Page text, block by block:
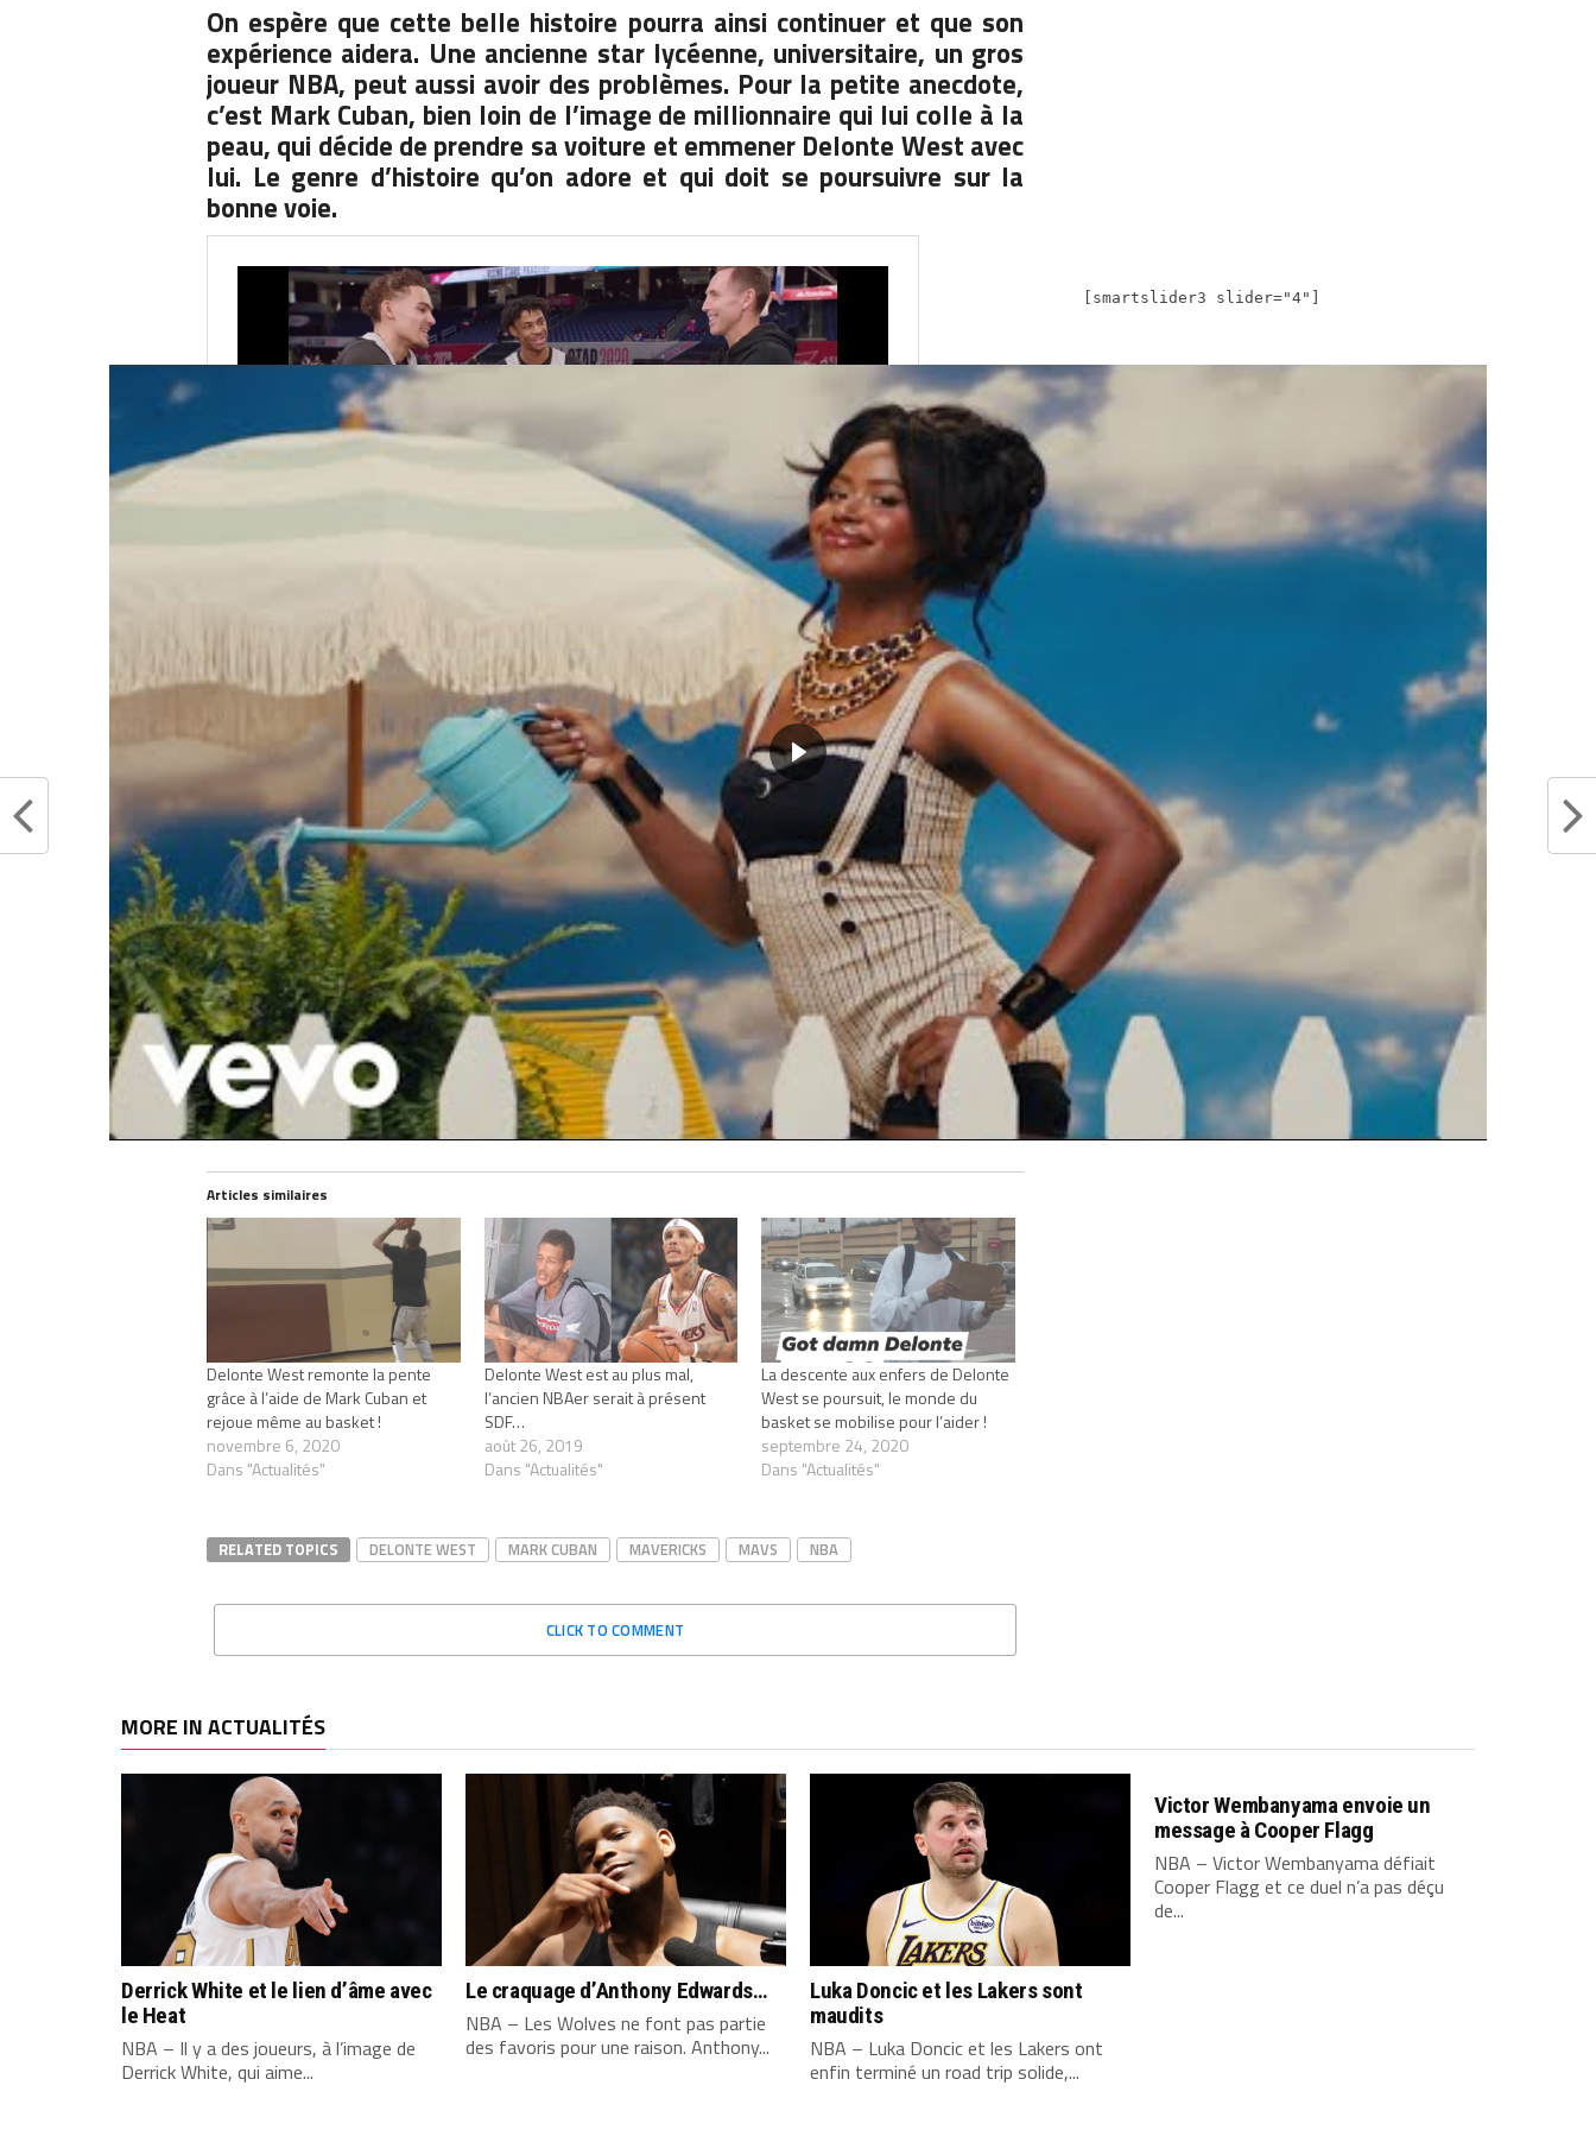
On espère que cette belle histoire pourra ainsi continuer et que son
expérience aidera. Une ancienne star lycéenne, universitaire, un gros
joueur NBA, peut aussi avoir des problèmes. Pour la petite anecdote,
c’est Mark Cuban, bien loin de l’image de millionnaire qui lui colle à la
peau, qui décide de prendre sa voiture et emmener Delonte West avec
lui. Le genre d’histoire qu’on adore et qui doit se poursuivre sur la
bonne voie.
Partager :
Articles similaires
Delonte West remonte la pente
grâce à l’aide de Mark Cuban et
rejoue même au basket !
novembre 6, 2020
Dans "Actualités"
Delonte West est au plus mal,
l’ancien NBAer serait à présent
SDF…
août 26, 2019
Dans "Actualités"
La descente aux enfers de Delonte
West se poursuit, le monde du
basket se mobilise pour l’aider !
septembre 24, 2020
Dans "Actualités"
RELATED TOPICS DELONTE WEST MARK CUBAN MAVERICKS MAVS NBA
CLICK TO COMMENT
[smartslider3 slider="4"]
MORE IN ACTUALITÉS
Derrick White et le lien d’âme avec
le Heat
NBA – Il y a des joueurs, à l’image de
Derrick White, qui aime...
Le craquage d’Anthony Edwards…
NBA – Les Wolves ne font pas partie
des favoris pour une raison. Anthony...
Luka Doncic et les Lakers sont
maudits
NBA – Luka Doncic et les Lakers ont
enfin terminé un road trip solide,...
Victor Wembanyama envoie un
message à Cooper Flagg
NBA – Victor Wembanyama défiait
Cooper Flagg et ce duel n’a pas déçu
de...